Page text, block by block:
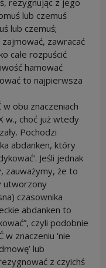
lub czemuś
lub czemuś;
zawracać
całe rozpuścić
hamować
to najpierwsza
w obu znaczeniach
w., choć już wtedy
Pochodzi
abdanken, który
Jeśli jednak
zauważymy, że to
utworzony
czasownika
abdanken to
czyli podobnie
w znaczeniu ‘nie
lub
z czyichś